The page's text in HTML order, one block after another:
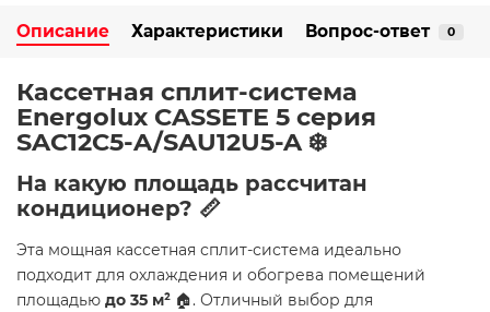
Описание Характеристики Вопрос-ответ 0
Кассетная сплит-система
Energolux CASSETE 5 серия
SAC12С5-A/SAU12U5-A ❄️
На какую площадь рассчитан
кондиционер? 📏
Эта мощная кассетная сплит-система идеально
подходит для охлаждения и обогрева помещений
площадью до 35 м² 🏠. Отличный выбор для